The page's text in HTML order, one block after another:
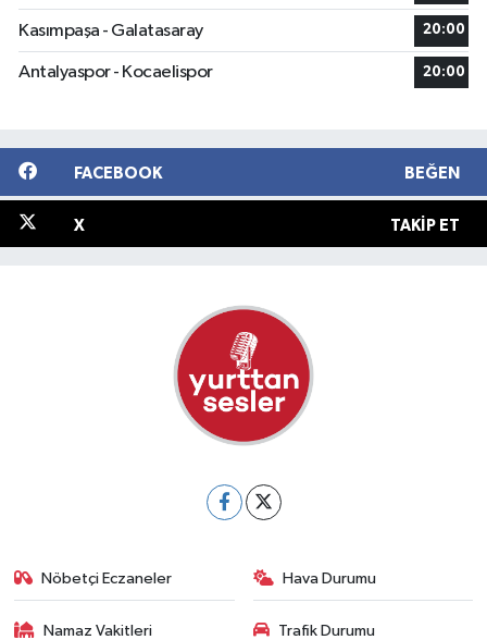
Kasımpaşa - Galatasaray 20:00
Antalyaspor - Kocaelispor 20:00
FACEBOOK BEĞEN
X TAKIP ET
Nöbetçi Eczaneler Hava Durumu
Namaz Vakitleri Trafik Durumu